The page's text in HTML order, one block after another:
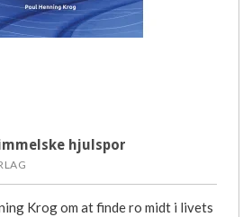
hjulspor
Krog om at finde ro midt i livets